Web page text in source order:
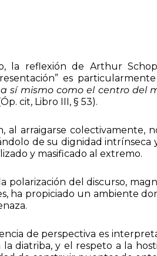
la reflexión de Arthur
es
sí mismo como el centro del
cit, Libro III, § 53).
al arraigarse
de su dignidad intrínseca
y masificado al extremo.
polarización del discurso,
ha propiciado un ambiente
de perspectiva es
diatriba, y el respeto a la